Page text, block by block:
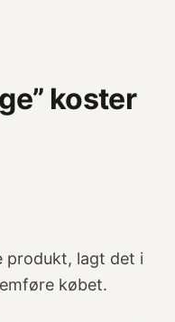
koster
produkt, lagt det i
købet.